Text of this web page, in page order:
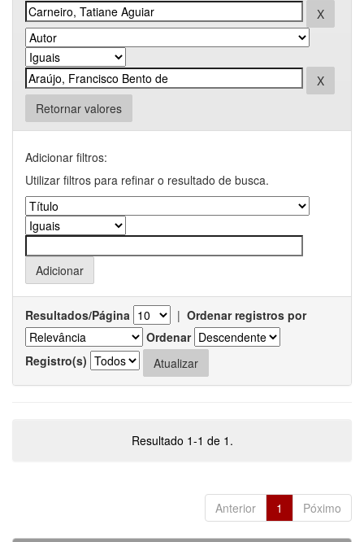
Retornar valores
Adicionar filtros:
Utilizar filtros para refinar o resultado de busca.
Resultados/Página | Ordenar registros por
Ordenar
Registro(s)
Resultado 1-1 de 1.
Anterior 1 Póximo